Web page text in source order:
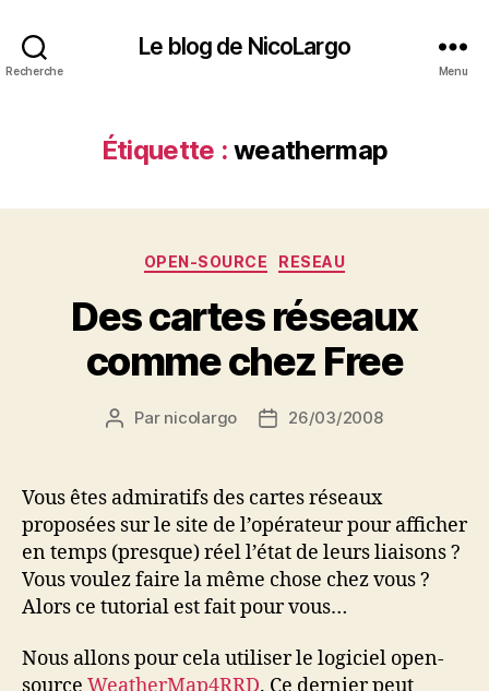
Recherche
Le blog de NicoLargo
Menu
Étiquette : weathermap
Catégories
OPEN-SOURCE RESEAU
Des cartes réseaux
comme chez Free
Auteur
Par nicolargo
Date26/03/2008
Vous êtes admiratifs des cartes réseaux
proposées sur le site de l’opérateur pour afficher
en temps (presque) réel l’état de leurs liaisons ?
Vous voulez faire la même chose chez vous ?
Alors ce tutorial est fait pour vous…
Nous allons pour cela utiliser le logiciel open-